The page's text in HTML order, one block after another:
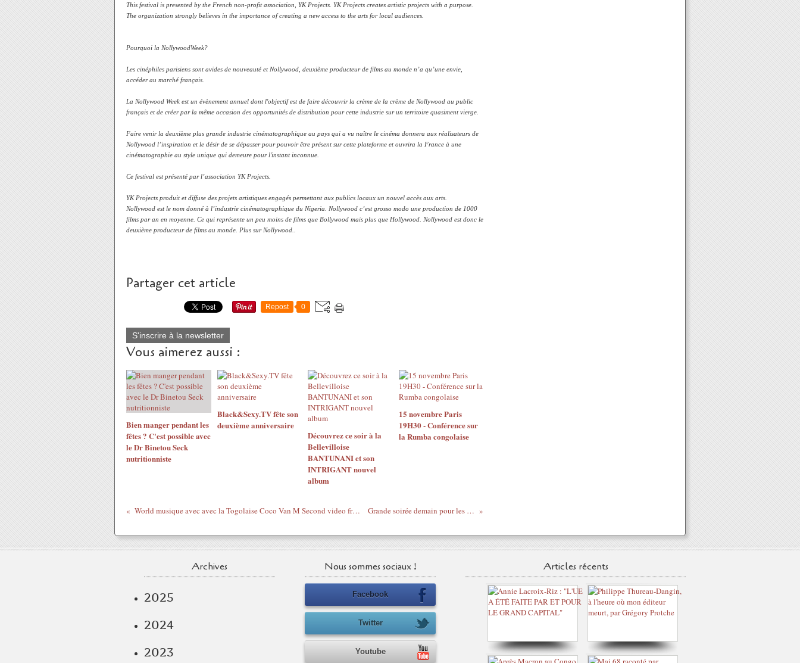
This festival is presented by the French non-profit association, YK Projects. YK Projects creates artistic projects with a purpose.
The organization strongly believes in the importance of creating a new access to the arts for local audiences.
Pourquoi la NollywoodWeek?
Les cinéphiles parisiens sont avides de nouveauté et Nollywood, deuxième producteur de films au monde n’a qu’une envie,
accéder au marché français.
La Nollywood Week est un évènement annuel dont l'objectif est de faire découvrir la crème de la crème de Nollywood au public
français et de créer par la même occasion des opportunités de distribution pour cette industrie sur un territoire quasiment vierge.
Faire venir la deuxième plus grande industrie cinématographique au pays qui a vu naître le cinéma donnera aux réalisateurs de
Nollywood l’inspiration et le désir de se dépasser pour pouvoir être présent sur cette plateforme et ouvrira la France à une
cinématographie au style unique qui demeure pour l'instant inconnue.
Ce festival est présenté par l’association YK Projects.
YK Projects produit et diffuse des projets artistiques engagés permettant aux publics locaux un nouvel accès aux arts.
Nollywood est le nom donné à l’industrie cinématographique du Nigeria. Nollywood c’est grosso modo une production de 1000
films par an en moyenne. Ce qui représente un peu moins de films que Bollywood mais plus que Hollywood. Nollywood est donc le
deuxième producteur de films au monde. Plus sur Nollywood..
Partager cet article
Repost 0
S'inscrire à la newsletter
Vous aimerez aussi :
Bien manger pendant les
fêtes ? C'est possible avec
le Dr Binetou Seck
nutritionniste
Black&Sexy.TV fête son
deuxième anniversaire
Découvrez ce soir à la
Bellevilloise
BANTUNANI et son
INTRIGANT nouvel
album
15 novembre Paris
19H30 - Conférence sur
la Rumba congolaise
World musique avec avec la Togolaise Coco Van M Second video from Togolese upcoming artist Coco Van M. Keep up with this lady... Grande soirée demain pour les Ivoiriens de Suède et du Danemark
Archives
2025
2024
2023
Nous sommes sociaux !
Facebook
Twitter
Youtube
Articles récents